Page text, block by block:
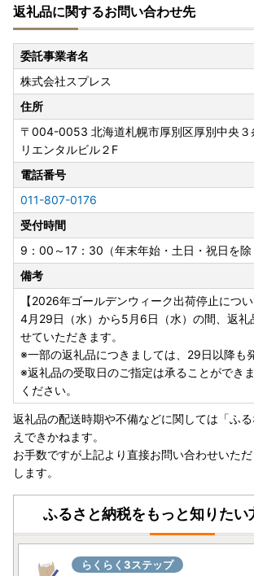
返礼品に関するお問い合わせ先
委託事業者名
株式会社スプレス
住所
〒004-0053 北海道札幌市厚別区厚別中央
リエンタルビル２F
電話番号
011-807-0176
受付時間
9：00～17：30（年末年始・土日・祝日を除
備考
【2026年ゴールデンウィーク出荷停止につい
4月29日（水）から5月6日（水）の間、返礼
せていただきます。
※一部の返礼品につきましては、29日以降も
※返礼品の受取日のご指定は承ることができ
ください。
返礼品の配送時期や不備などに関しては「ふ
えできかねます。
お手数ですが上記より直接お問い合わせいた
します。
ふるさと納税をもっと知りたい
らくらく3ステップ